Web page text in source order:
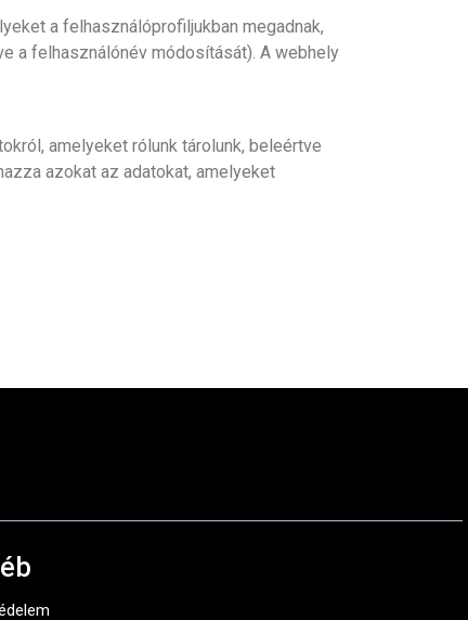
a felhasználóprofiljukban megadnak,
a felhasználónév módosítását). A webhely
amelyeket rólunk tárolunk, beleértve
azokat az adatokat, amelyeket